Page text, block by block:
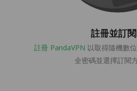
註冊並訂閱
註冊 PandaVPN 以取得隨機數
全密碼並選擇訂閱方